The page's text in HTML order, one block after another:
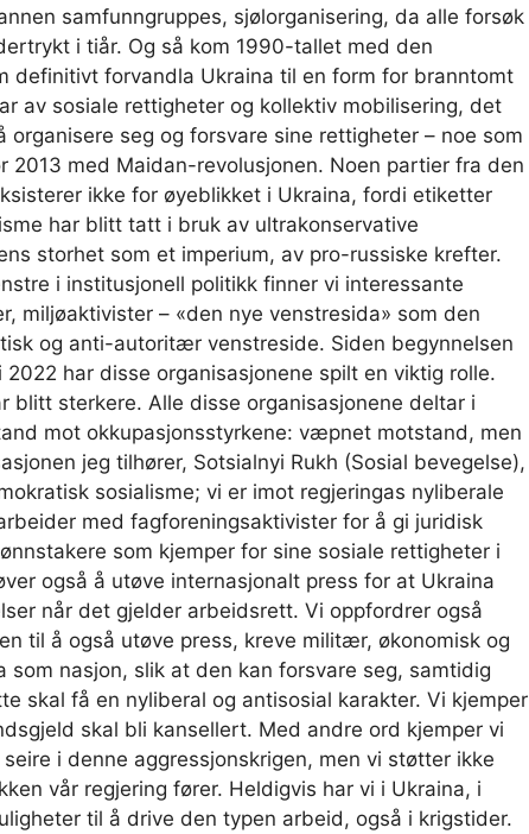
samfunngruppes, sjølorganisering, da alle forsøk
i tiår. Og så kom 1990-tallet med den
definitivt forvandla Ukraina til en form for branntomt
av sosiale rettigheter og kollektiv mobilisering, det
seg og forsvare sine rettigheter – noe som
2013 med Maidan-revolusjonen. Noen partier fra den
ikke for øyeblikket i Ukraina, fordi etiketter
har blitt tatt i bruk av ultrakonservative
storhet som et imperium, av pro-russiske krefter.
i institusjonell politikk finner vi interessante
miljøaktivister – «den nye venstresida» som den
og anti-autoritær venstreside. Siden begynnelsen
har disse organisasjonene spilt en viktig rolle.
blitt sterkere. Alle disse organisasjonene deltar i
mot okkupasjonsstyrkene: væpnet motstand, men
jeg tilhører, Sotsialnyi Rukh (Sosial bevegelse),
sosialisme; vi er imot regjeringas nyliberale
med fagforeningsaktivister for å gi juridisk
som kjemper for sine sosiale rettigheter i
også å utøve internasjonalt press for at Ukraina
når det gjelder arbeidsrett. Vi oppfordrer også
til å også utøve press, kreve militær, økonomisk og
som nasjon, slik at den kan forsvare seg, samtidig
skal få en nyliberal og antisosial karakter. Vi kjemper
skal bli kansellert. Med andre ord kjemper vi
i denne aggressjonskrigen, men vi støtter ikke
vår regjering fører. Heldigvis har vi i Ukraina, i
til å drive den typen arbeid, også i krigstider.